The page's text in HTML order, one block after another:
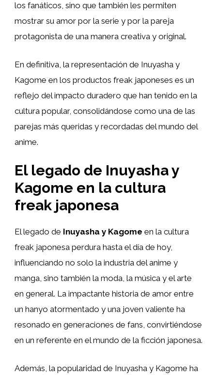
los fanáticos, sino que también les permiten
mostrar su amor por la serie y por la pareja
protagonista de una manera creativa y original.
En definitiva, la representación de Inuyasha y
Kagome en los productos freak japoneses es un
reflejo del impacto duradero que han tenido en la
cultura popular, consolidándose como una de las
parejas más queridas y recordadas del mundo del
anime.
El legado de Inuyasha y
Kagome en la cultura
freak japonesa
El legado de Inuyasha y Kagome en la cultura
freak japonesa perdura hasta el día de hoy,
influenciando no solo la industria del anime y
manga, sino también la moda, la música y el arte
en general. La impactante historia de amor entre
un hanyo atormentado y una joven valiente ha
resonado en generaciones de fans, convirtiéndose
en un referente en el mundo de la ficción japonesa.
Además, la popularidad de Inuyasha y Kagome ha